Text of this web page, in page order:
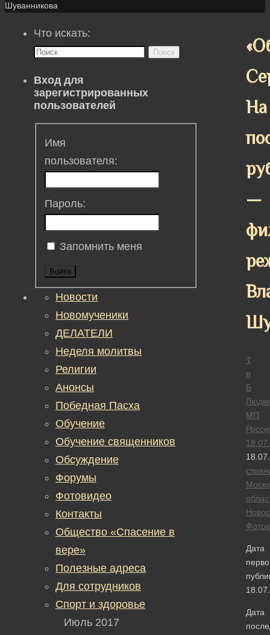
Шуванникова
На
—
☦
р
Б
МП
Дата
Дата
Что искать:
Поиск
Вход для
зарегистрированных
пользователей
Имя
пользователя:
Пароль:
Запомнить меня
Войти
Новости
Новомученики
ДЕЛАТЕЛИ
Неделя молитвы
Религии
Анонсы
Победная Пасха
Обучение
Обучение священников
Обсуждение
Форумы
Фотовидео
Контакты
Общество «Спасение в
вере»
Полезные адреса
Для сотрудников
Спорт и здоровье
Июль 2017